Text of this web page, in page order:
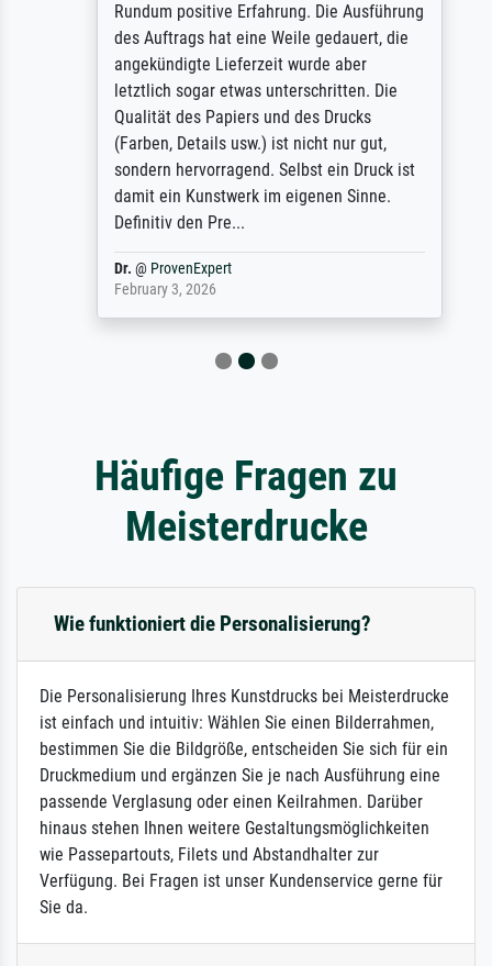
Rundum positive Erfahrung. Die Ausführung
des Auftrags hat eine Weile gedauert, die
angekündigte Lieferzeit wurde aber
letztlich sogar etwas unterschritten. Die
Qualität des Papiers und des Drucks
(Farben, Details usw.) ist nicht nur gut,
sondern hervorragend. Selbst ein Druck ist
damit ein Kunstwerk im eigenen Sinne.
Definitiv den Pre...
@ProvenExpert
February 3, 2026
Häufige Fragen zu
Meisterdrucke
Wie funktioniert die Personalisierung?
Die Personalisierung Ihres Kunstdrucks bei Meisterdrucke
ist einfach und intuitiv: Wählen Sie einen Bilderrahmen,
bestimmen Sie die Bildgröße, entscheiden Sie sich für ein
Druckmedium und ergänzen Sie je nach Ausführung eine
passende Verglasung oder einen Keilrahmen. Darüber
hinaus stehen Ihnen weitere Gestaltungsmöglichkeiten
wie Passepartouts, Filets und Abstandhalter zur
Verfügung. Bei Fragen ist unser Kundenservice gerne für
Sie da.